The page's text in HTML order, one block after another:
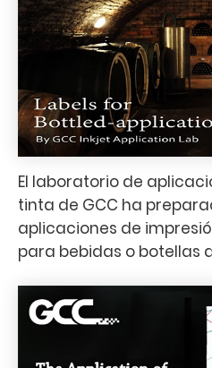
El laboratorio de
tinta de GCC ha
aplicaciones de
para bebidas o botellas